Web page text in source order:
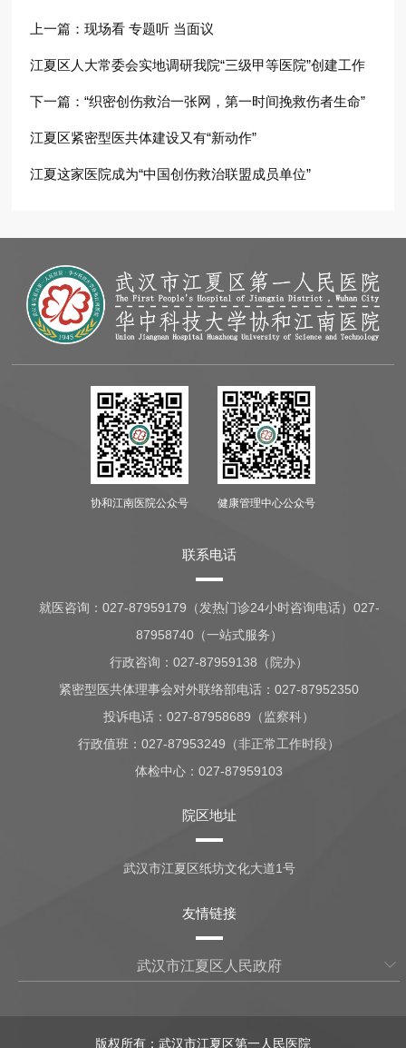
上一篇：现场看 专题听 当面议
江夏区人大常委会实地调研我院“三级甲等医院”创建工作
下一篇：“织密创伤救治一张网，第一时间挽救伤者生命”
江夏区紧密型医共体建设又有“新动作”
江夏这家医院成为“中国创伤救治联盟成员单位”
协和江南医院公众号 健康管理中心公众号
联系电话
就医咨询： 027-87959179（发热门诊24小时咨询电话）027-
87958740（一站式服务）
行政咨询：027-87959138（院办）
紧密型医共体理事会对外联络部电话：027-87952350
投诉电话：027-87958689（监察科）
行政值班：027-87953249（非正常工作时段）
体检中心：027-87959103
院区地址
武汉市江夏区纸坊文化大道1号
友情链接
武汉市江夏区人民政府
版权所有：武汉市江夏区第一人民医院